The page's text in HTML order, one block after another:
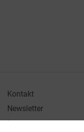
Kontakt
Newsletter
Impressum